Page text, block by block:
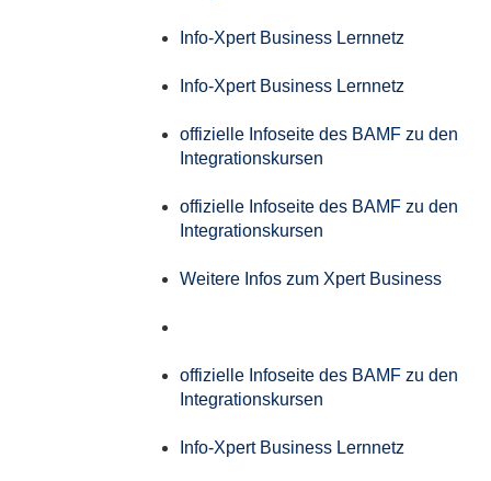
Info-Xpert Business Lernnetz
Info-Xpert Business Lernnetz
offizielle Infoseite des BAMF zu den
Integrationskursen
offizielle Infoseite des BAMF zu den
Integrationskursen
Weitere Infos zum Xpert Business
offizielle Infoseite des BAMF zu den
Integrationskursen
Info-Xpert Business Lernnetz